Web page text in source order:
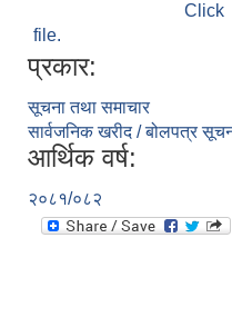
Click
file.
प्रकार:
सूचना तथा समाचार
सार्वजनिक खरीद / बोलपत्र
आर्थिक वर्ष:
२०८१/०८२